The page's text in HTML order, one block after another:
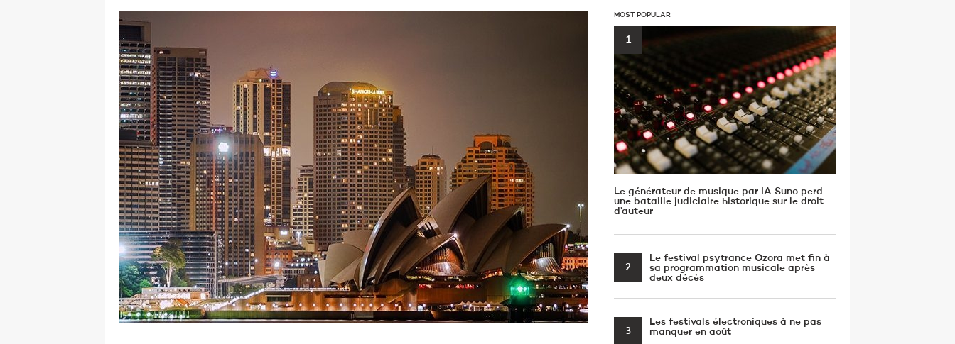
MOST POPULAR
1
Le générateur de musique par IA Suno perd
une bataille judiciaire historique sur le droit
d’auteur
2
Le festival psytrance Ozora met fin à
sa programmation musicale après
deux décès
3
Les festivals électroniques à ne pas
manquer en août